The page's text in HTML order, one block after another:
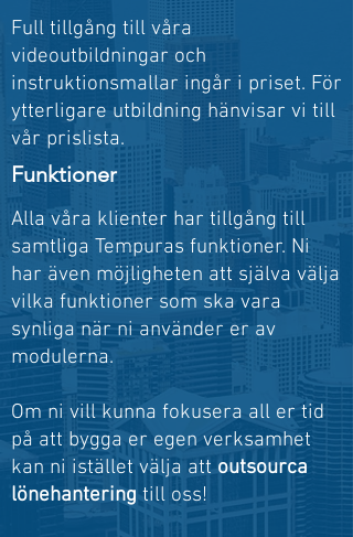
Full tillgång till våra
videoutbildningar och
instruktionsmallar ingår i priset. För
ytterligare utbildning hänvisar vi till
vår prislista.
Funktioner
Alla våra klienter har tillgång till
samtliga Tempuras funktioner. Ni
har även möjligheten att själva välja
vilka funktioner som ska vara
synliga när ni använder er av
modulerna.
Om ni vill kunna fokusera all er tid
på att bygga er egen verksamhet
kan ni istället välja att outsourca
lönehantering till oss!